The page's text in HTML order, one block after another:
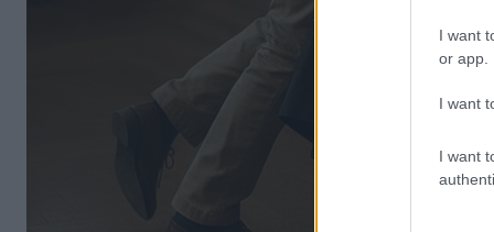
I want
or app.
I want
I want